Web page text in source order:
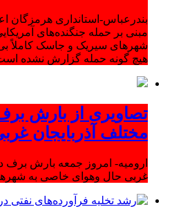
بندرعباس-استانداری هرمزگان
مبنی بر حمله جنگنده‌های
شهرهای سیریک و جاسک کاملاً
هیچ گونه حمله گزارش نشده
تصاویری از بارش
مختلف آذربایجان
ارومیه- امروز جمعه بارش برف
غربی حال وهوای خاصی به